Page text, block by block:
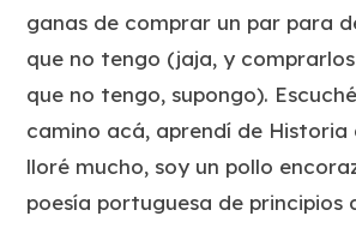
ganas de comprar un par para
que no tengo (jaja, y
que no tengo, supongo).
camino acá, aprendí de Historia
lloré mucho, soy un pollo
poesía portuguesa de principios